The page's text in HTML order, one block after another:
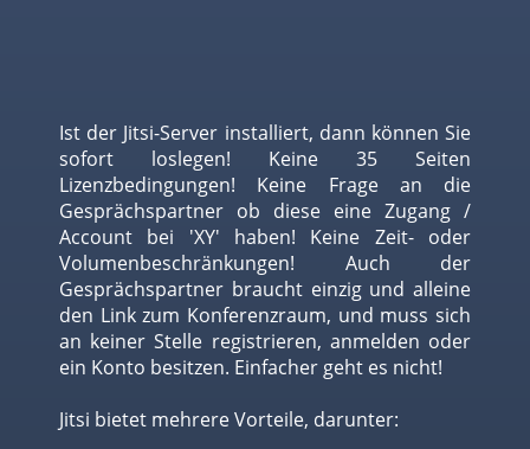
Ist der Jitsi-Server installiert, dann können Sie
sofort loslegen! Keine 35 Seiten
Lizenzbedingungen! Keine Frage an die
Gesprächspartner ob diese eine Zugang /
Account bei 'XY' haben! Keine Zeit- oder
Volumenbeschränkungen! Auch der
Gesprächspartner braucht einzig und alleine
den Link zum Konferenzraum, und muss sich
an keiner Stelle registrieren, anmelden oder
ein Konto besitzen. Einfacher geht es nicht!
Jitsi bietet mehrere Vorteile, darunter: